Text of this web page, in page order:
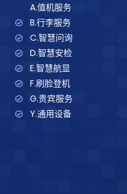
A.值机服务
B.行李服务
C.智慧问询
D.智慧安检
E.智慧航显
F.刷脸登机
G.贵宾服务
Y.通用设备